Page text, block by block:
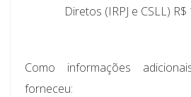
Diretos (IRPJ e CSLL)
Como informações
forneceu: